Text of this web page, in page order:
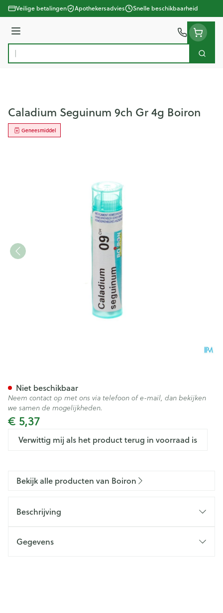
Ga naar de inhoud
Veilige betalingen Apothekersadvies Snelle beschikbaarheid
Menu
Product, merk, categorie... Zoek
Caladium Seguinum 9ch Gr 4g Boiron
Geneesmiddel
€ 5,37
Verwittig mij als het product terug in voorraad is
Niet beschikbaar
Neem contact op met ons via telefoon of e-mail, dan bekijken
we samen de mogelijkheden.
Bekijk alle producten van Boiron
Beschrijving
Gegevens